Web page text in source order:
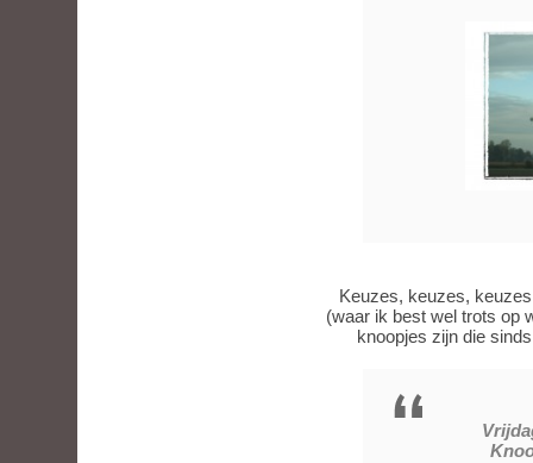
Keuzes, keuzes,
(waar ik best wel trots
knoopjes zijn die